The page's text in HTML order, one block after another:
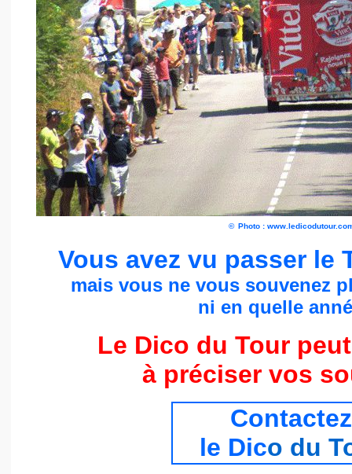
© Photo :
Vous avez vu passer le
mais vous ne vous souvenez
ni en quelle
Le Dico du Tour
à préciser vos
Contactez
le Dico du